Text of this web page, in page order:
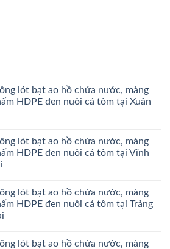
lót bạt ao hồ chứa nước, màng
HDPE đen nuôi cá tôm tại Xuân
lót bạt ao hồ chứa nước, màng
HDPE đen nuôi cá tôm tại Vĩnh
lót bạt ao hồ chứa nước, màng
HDPE đen nuôi cá tôm tại Trảng
lót bạt ao hồ chứa nước, màng